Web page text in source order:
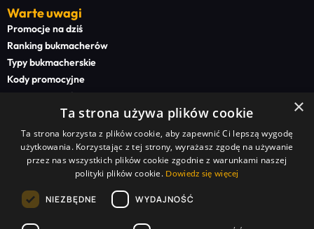
Warte uwagi
Promocje na dziś
Ranking bukmacherów
Typy bukmacherskie
Kody promocyjne
Bonusy powitalne
Newsy bukmacherskie
Na start
Superbet kod promocyjny
STS kod promocyjny
BETFAN kod promocyjny
TOTALbet kod promocyjny
×
Ta strona używa plików cookie
Ta strona korzysta z plików cookie, aby zapewnić Ci lepszą wygodę
użytkowania. Korzystając z tej strony, wyrażasz zgodę na używanie
przez nas wszystkich plików cookie zgodnie z warunkami naszej
polityki plików cookie. Dowiedz się więcej
NIEZBĘDNE WYDAJNOŚĆ